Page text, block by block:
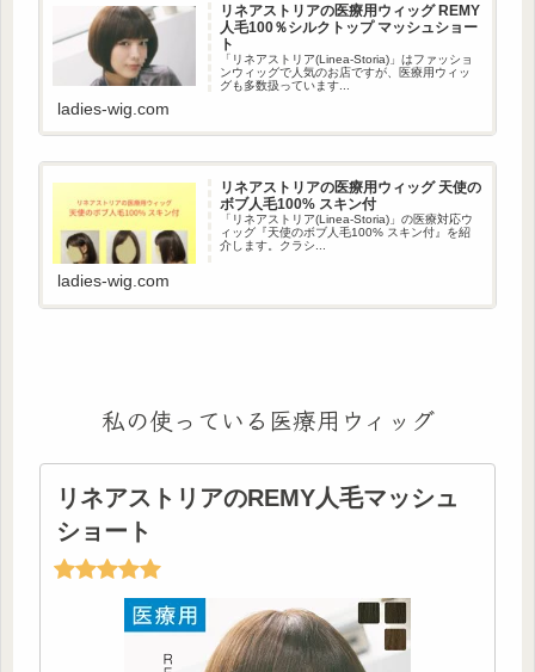
リネアストリアの医療用ウィッグ REMY
人毛100％シルクトップ マッシュショー
ト
「リネアストリア(Linea-Storia)」はファッショ
ンウィッグで人気のお店ですが、医療用ウィッ
グも多数扱っています...
ladies-wig.com
リネアストリアの医療用ウィッグ 天使の
ボブ人毛100% スキン付
「リネアストリア(Linea-Storia)」の医療対応ウ
ィッグ『天使のボブ人毛100% スキン付』を紹
介します。クラシ...
ladies-wig.com
私の使っている医療用ウィッグ
リネアストリアのREMY人毛マッシュ
ショート